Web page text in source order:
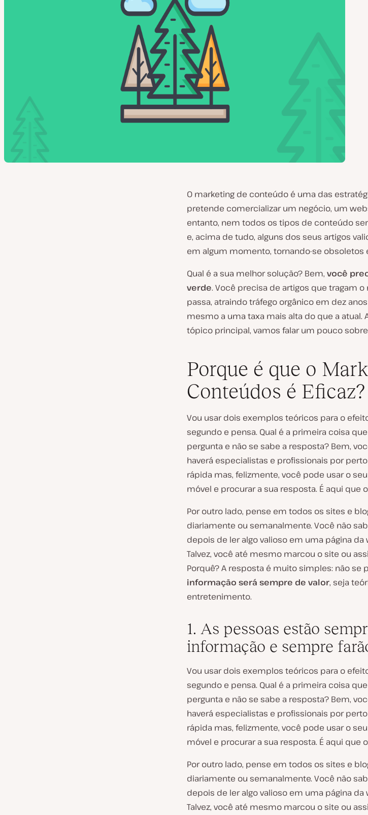
O marketing de conteúdo é uma das
pretende comercializar um negócio, um
entanto, nem todos os tipos de conteúdo
e, acima de tudo, alguns dos seus artigos
em algum momento, tornando-se obsoletos
Qual é a sua melhor solução? Bem, você
verde. Você precisa de artigos que tragam
passa, atraindo tráfego orgânico em dez
mesmo a uma taxa mais alta do que a atual.
tópico principal, vamos falar um pouco
Porque é que o
Conteúdos é Eficaz?
Vou usar dois exemplos teóricos para o
segundo e pensa. Qual é a primeira coisa
pergunta e não se sabe a resposta? Bem,
haverá especialistas e profissionais por
rápida mas, felizmente, você pode usar o
móvel e procurar a sua resposta. É aqui que
Por outro lado, pense em todos os sites e
diariamente ou semanalmente. Você não
depois de ler algo valioso em uma página da
Talvez, você até mesmo marcou o site ou
Porquê? A resposta é muito simples: não se
informação será sempre de valor, seja
entretenimento.
1. As pessoas estão
informação e sempre
Vou usar dois exemplos teóricos para o
segundo e pensa. Qual é a primeira coisa
pergunta e não se sabe a resposta? Bem,
haverá especialistas e profissionais por
rápida mas, felizmente, você pode usar o
móvel e procurar a sua resposta. É aqui que
Por outro lado, pense em todos os sites e
diariamente ou semanalmente. Você não
depois de ler algo valioso em uma página da
Talvez, você até mesmo marcou o site ou